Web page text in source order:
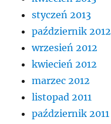
styczeń 2013
październik 2012
wrzesień 2012
kwiecień 2012
marzec 2012
listopad 2011
październik 2011